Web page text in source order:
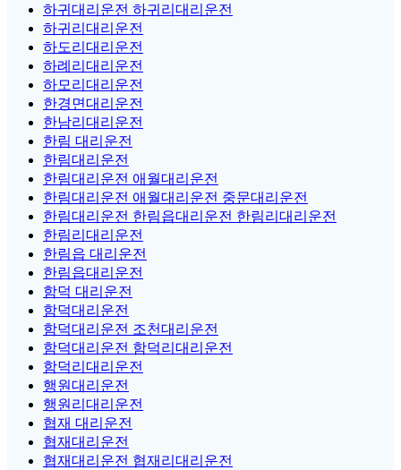
하귀대리운전 하귀리대리운전
하귀리대리운전
하도리대리운전
하례리대리운전
하모리대리운전
한경면대리운전
한남리대리운전
한림 대리운전
한림대리운전
한림대리운전 애월대리운전
한림대리운전 애월대리운전 중문대리운전
한림대리운전 한림읍대리운전 한림리대리운전
한림리대리운전
한림읍 대리운전
한림읍대리운전
함덕 대리운전
함덕대리운전
함덕대리운전 조천대리운전
함덕대리운전 함덕리대리운전
함덕리대리운전
행원대리운전
행원리대리운전
협재 대리운전
협재대리운전
협재대리운전 협재리대리운전